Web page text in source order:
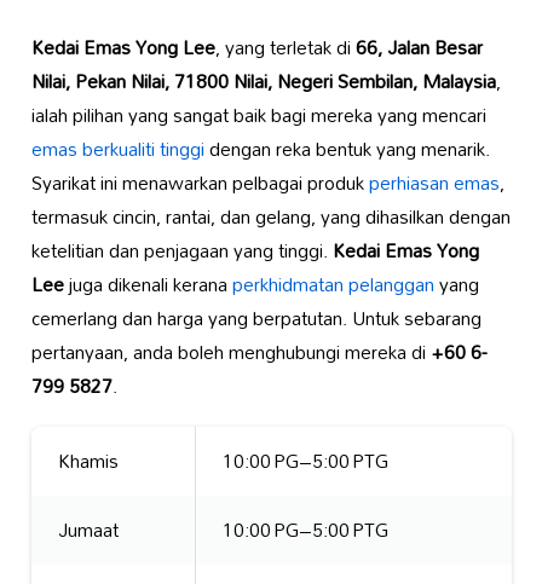
Kedai Emas Yong Lee, yang terletak di66, Jalan Besar
Nilai, Pekan Nilai, 71800 Nilai, Negeri Sembilan, Malaysia,
ialah pilihan yang sangat baik bagi mereka yang mencari
emas berkualiti tinggidengan reka bentuk yang menarik.
Syarikat ini menawarkan pelbagai produkperhiasan emas,
termasuk cincin, rantai, dan gelang, yang dihasilkan dengan
ketelitian dan penjagaan yang tinggi.Kedai Emas Yong
Leejuga dikenali keranaperkhidmatan pelangganyang
cemerlang dan harga yang berpatutan. Untuk sebarang
pertanyaan, anda boleh menghubungi mereka di+60 6-
799 5827.
Khamis
10:00 PG–5:00 PTG
Jumaat
10:00 PG–5:00 PTG